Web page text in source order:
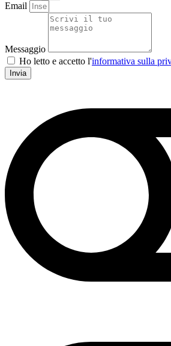
Email
Messaggio
Ho letto e accetto l'informativa sulla
Invia